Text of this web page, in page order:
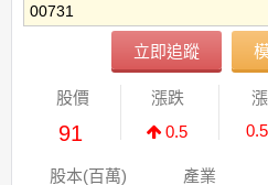
立即追蹤
股價
91
漲跌
0.5
股本(百萬)
產業